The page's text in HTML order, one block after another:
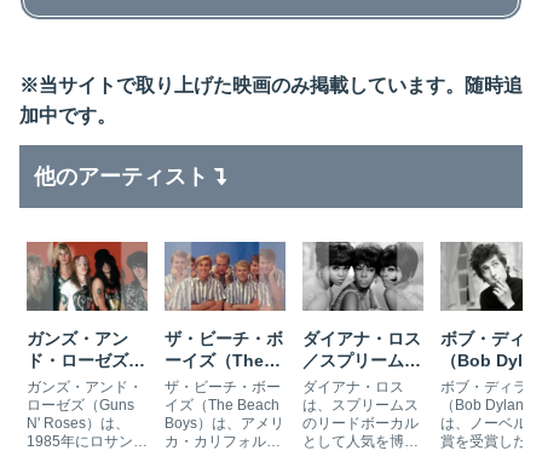
※当サイトで取り上げた映画のみ掲載しています。随時追
加中です。
他のアーティスト
ガンズ・アン
ド・ローゼズ
（Guns N’
Roses）の曲が
使われている映
画
ガンズ・アンド・
ローゼズ（Guns
N' Roses）は、
1985年にロサンゼ
ザ・ビーチ・ボ
ーイズ（The
Beach Boys）
の曲が使われて
いる映画
ザ・ビーチ・ボー
イズ（The Beach
Boys）は、アメリ
カ・カリフォルニ
ダイアナ・ロス
／スプリームス
の曲が使われて
いる映画
ダイアナ・ロス
は、スプリームス
のリードボーカル
として人気を博し
ボブ・ディ
（Bob
の曲が使わ
いる映画
ボブ・ディラン
（Bob Dylan）
は、ノーベル
賞を受賞した